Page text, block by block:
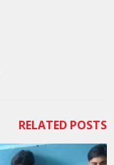
RELATED POSTS